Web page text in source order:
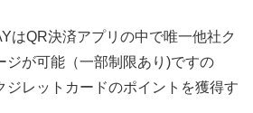
はQR決済アプリの中で唯一他社ク
ジが可能（一部制限あり)ですの
ジレットカードのポイントを獲得す